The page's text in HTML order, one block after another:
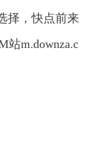
择，快点前来
站m.downza.c